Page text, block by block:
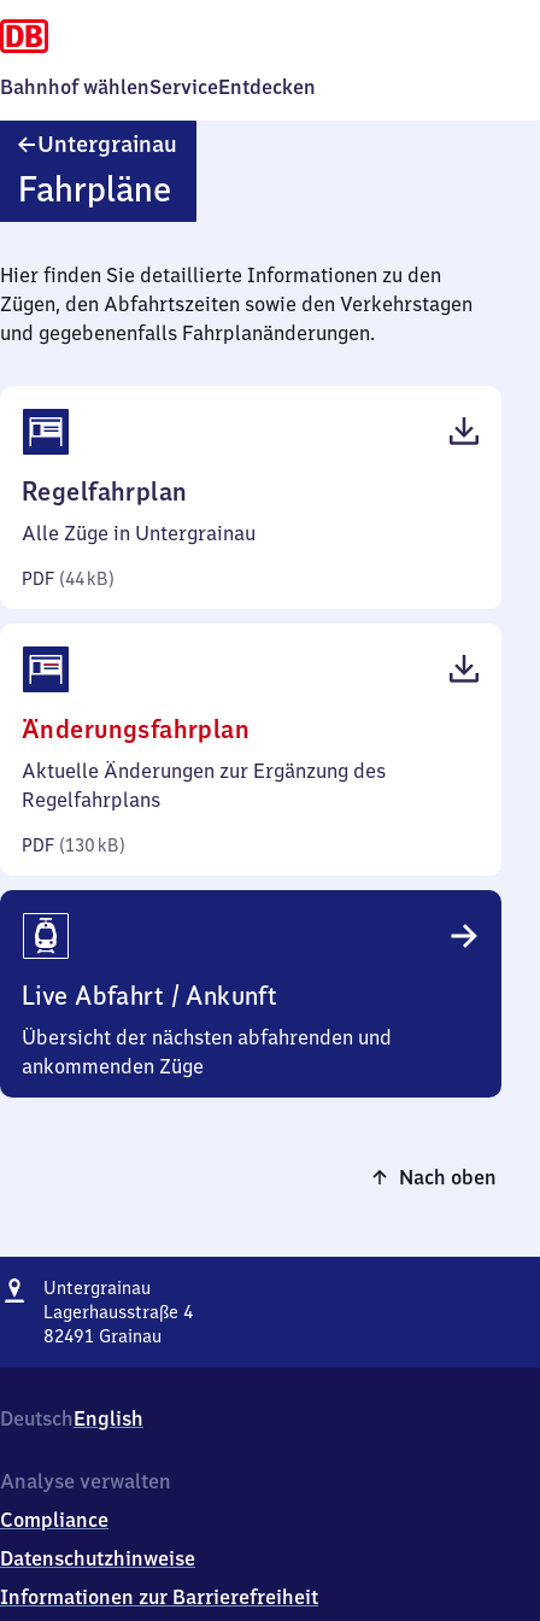
Bahnhof wählenServiceEntdecken
Untergrainau
Fahrpläne
Hier finden Sie detaillierte Informationen zu den
Zügen, den Abfahrtszeiten sowie den Verkehrstagen
und gegebenenfalls Fahrplanänderungen.
Regelfahrplan
44
Alle Züge in Untergrainau
PDF (44 kB)
Änderungsfahrplan
130
Aktuelle Änderungen zur Ergänzung des
Regelfahrplans
PDF (130 kB)
Live Abfahrt / Ankunft
Übersicht der nächsten abfahrenden und
ankommenden Züge
Nach oben
Adresse
Untergrainau
Lagerhausstraße 4
82491 Grainau
4,
8
4
1
Grainau
DeutschEnglish
Analyse verwalten
Compliance
Datenschutzhinweise
Informationen zur Barrierefreiheit